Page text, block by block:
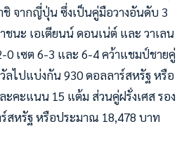
ชิ จากญี่ปุ่น ซึ่งเป็นคู่มือวางอันดับ 3
ชนะ เอเตียนน์ ดอนเน่ต์ และ วาเลน
0 เซต 6-3 และ 6-4 คว้าแชมป์ชายคู่
ลไปแบ่งกัน 930 ดอลลาร์สหรัฐ หรือ
คะแนน 15 แต้ม ส่วนคู่ฝรั่งเศส รอง
สหรัฐ หรือประมาณ 18,478 บาท